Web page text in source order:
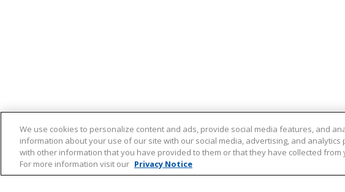
We use cookies to personalize content and ads, provide social media features, and
information about your use of our site with our social media, advertising, and analytics
with other information that you have provided to them or that they have collected from
For more information visit our Privacy Notice